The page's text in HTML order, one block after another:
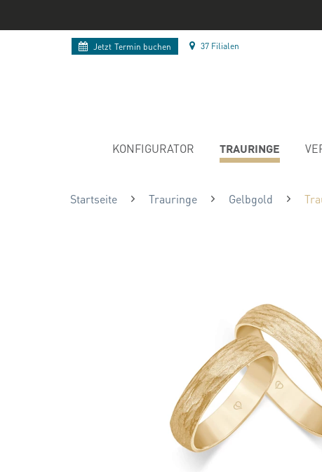
Jetzt Termin buchen 37 Filialen
KONFIGURATOR TRAURINGE
Startseite Trauringe Gelbgold